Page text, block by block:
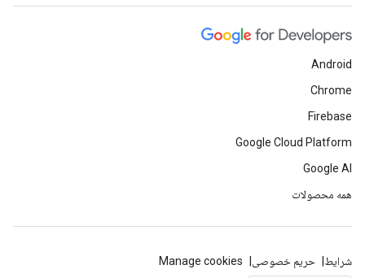
Android
Chrome
Firebase
Google Cloud Platform
Google AI
همه محصولات
شرایط حریم خصوصی Manage cookies